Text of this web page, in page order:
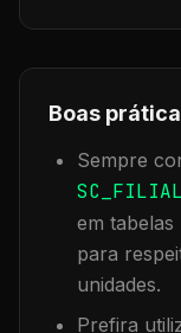
Boas
Sempre
SC_FILIAL
em
para
unidades.
Prefira